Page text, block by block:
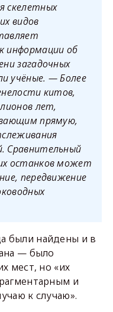
скелетных
видов
информации об
загадочных
учёные. — Более
китов,
лет,
прямую,
Сравнительный
останков может
передвижение
были найдены и в
— было
мест, но «их
и
к случаю».